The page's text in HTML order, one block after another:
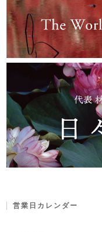
営業日カレンダー